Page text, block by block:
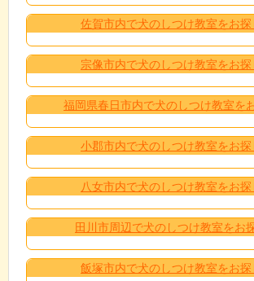
佐賀市内で犬のしつけ教室をお探
宗像市内で犬のしつけ教室をお探
福岡県春日市内で犬のしつけ教室を
小郡市内で犬のしつけ教室をお探
八女市内で犬のしつけ教室をお探
田川市周辺で犬のしつけ教室をお
飯塚市内で犬のしつけ教室をお探